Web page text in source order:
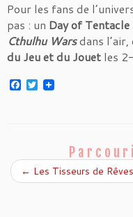
Pour les fans de
pas : un Day of Tentacle
Cthulhu Warsdans
du Jeu et du Jouet les
F
k
T
w
← Les Tisseurs de